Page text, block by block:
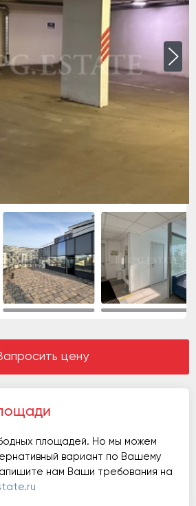
цену
площадей. Но мы можем
вариант по Вашему
нам Ваши требования на